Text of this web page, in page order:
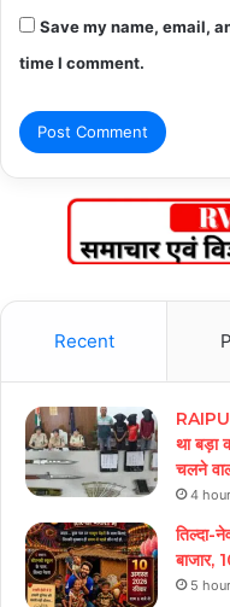
Save my name, email,
time I comment.
Recent
था बड़ा
चलने
4
तिल्दा-
बाजार,
5